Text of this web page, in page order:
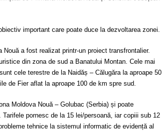
important care poate duce la dezvoltarea zonei.
a fost realizat printr-un proiect transfrontalier.
din zona de sud a Banatului Montan. Cele mai
cele terestre de la Naidăș – Călugăra la aproape 50
de Fier aflat la aproape 100 de km spre sud.
Moldova Nouă – Golubac (Serbia) și poate
pornesc de la 15 lei/persoană, iar copiii sub 12
tehnice la sistemul informatic de evidență al